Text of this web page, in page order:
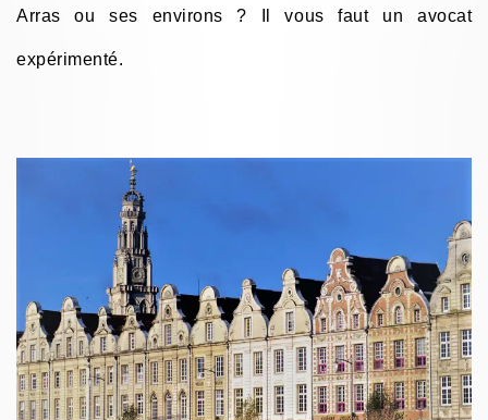
Arras ou ses environs ? Il vous faut un avocat
expérimenté.